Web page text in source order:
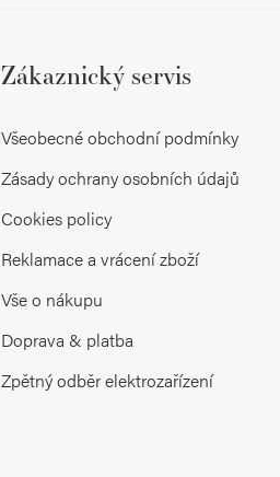
Zákaznický servis
Všeobecné obchodní podmínky
Zásady ochrany osobních údajů
Cookies policy
Reklamace a vrácení zboží
Vše o nákupu
Doprava & platba
Zpětný odběr elektrozařízení